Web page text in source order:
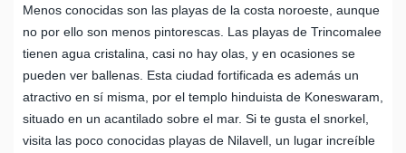
Menos conocidas son las playas de la costa noroeste, aunque
no por ello son menos pintorescas. Las playas de Trincomalee
tienen agua cristalina, casi no hay olas, y en ocasiones se
pueden ver ballenas. Esta ciudad fortificada es además un
atractivo en sí misma, por el templo hinduista de Koneswaram,
situado en un acantilado sobre el mar. Si te gusta el snorkel,
visita las poco conocidas playas de Nilavell, un lugar increíble